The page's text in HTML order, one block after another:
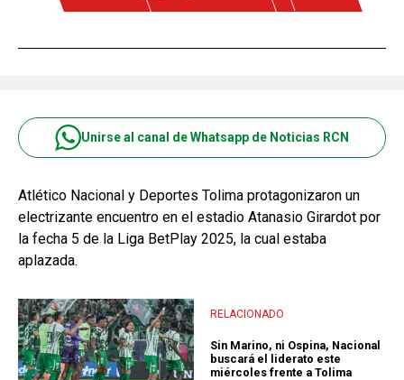
Unirse al canal de Whatsapp de Noticias RCN
Atlético Nacional y Deportes Tolima protagonizaron un
electrizante encuentro en el estadio Atanasio Girardot por
la fecha 5 de la Liga BetPlay 2025, la cual estaba
aplazada.
RELACIONADO
Sin Marino, ni Ospina, Nacional
buscará el liderato este
miércoles frente a Tolima